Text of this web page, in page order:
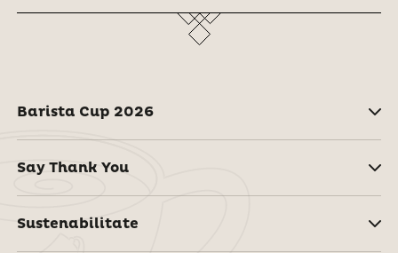
Barista Cup 2026
Say Thank You
Sustenabilitate